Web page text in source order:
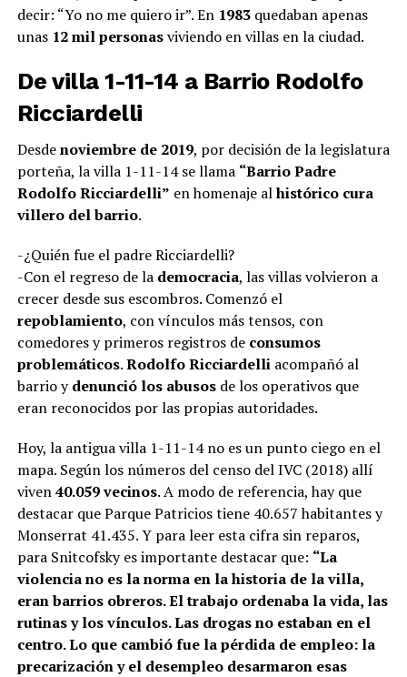
decir: “Yo no me quiero ir”. En 1983quedaban apenas
unas 12 mil personasviviendo en villas en la ciudad.
De villa 1-11-14 a Barrio Rodolfo
Ricciardelli
Desdenoviembre de 2019, por decisión de la legislatura
porteña, la villa 1-11-14 se llama “Barrio Padre
Rodolfo Ricciardelli” en homenaje alhistórico cura
villero del barrio.
-¿Quién fue el padre Ricciardelli?
-Con el regreso de la democracia, las villas volvieron a
crecer desde sus escombros. Comenzó el
repoblamiento, con vínculos más tensos, con
comedores y primeros registros de consumos
problemáticos.Rodolfo Ricciardelliacompañó al
barrio ydenunció los abusosde los operativos que
eran reconocidos por las propias autoridades.
Hoy, la antigua villa 1-11-14 no es un punto ciego en el
mapa. Según los números del censo del IVC (2018) allí
viven40.059 vecinos. A modo de referencia, hay que
destacar que Parque Patricios tiene 40.657 habitantes y
Monserrat 41.435. Y para leer esta cifra sin reparos,
para Snitcofsky es importante destacar que: “La
violencia no es la norma en la historia de la villa,
eran barrios obreros. El trabajo ordenaba la vida, las
rutinas y los vínculos. Las drogas no estaban en el
centro. Lo que cambió fue la pérdida de empleo: la
precarización y el desempleo desarmaron esas